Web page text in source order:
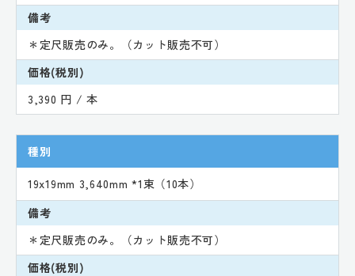
備考
＊定尺販売のみ。（カット販売不可）
価格(税別)
3,390 円 / 本
種別
19x19mm 3,640mm *1束（10本）
備考
＊定尺販売のみ。（カット販売不可）
価格(税別)